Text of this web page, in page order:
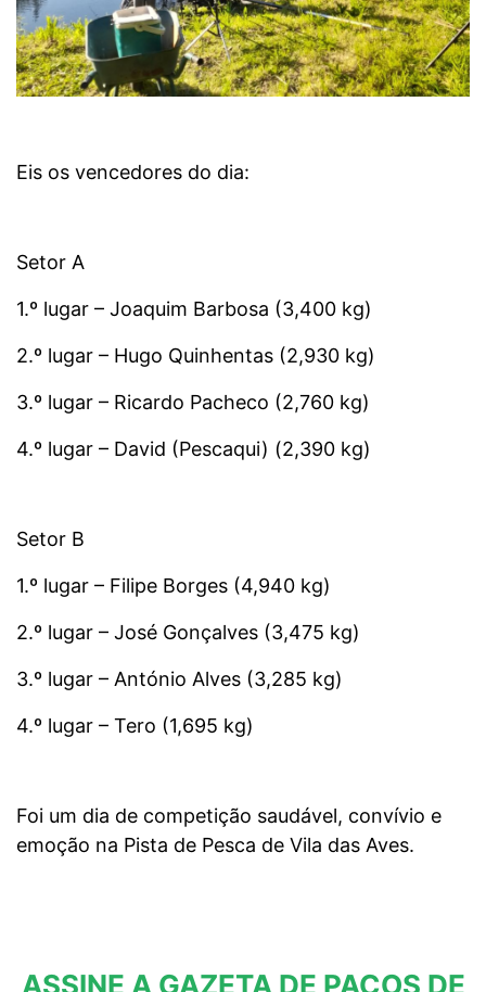
Eis os vencedores do dia:
Setor A
1.º lugar – Joaquim Barbosa (3,400 kg)
2.º lugar – Hugo Quinhentas (2,930 kg)
3.º lugar – Ricardo Pacheco (2,760 kg)
4.º lugar – David (Pescaqui) (2,390 kg)
Setor B
1.º lugar – Filipe Borges (4,940 kg)
2.º lugar – José Gonçalves (3,475 kg)
3.º lugar – António Alves (3,285 kg)
4.º lugar – Tero (1,695 kg)
Foi um dia de competição saudável, convívio e
emoção na Pista de Pesca de Vila das Aves.
ASSINE A GAZETA DE PAÇOS DE